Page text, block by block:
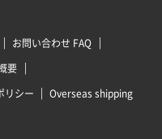
お問い合わせ FAQ
要
リシー Overseas shipping